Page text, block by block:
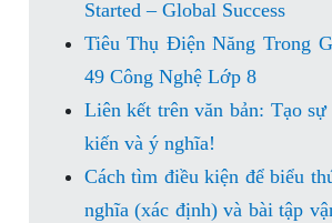
Started – Global Success
Tiêu Thụ Điện Năng Trong
49 Công Nghệ Lớp 8
Liên kết trên văn bản: Tạo
kiến và ý nghĩa!
Cách tìm điều kiện để biểu
nghĩa (xác định) và bài tập